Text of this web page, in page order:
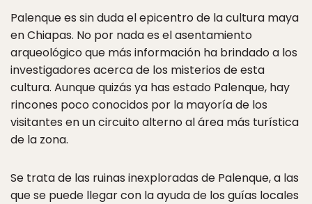
Palenque es sin duda el epicentro de la cultura maya
en Chiapas. No por nada es el asentamiento
arqueológico que más información ha brindado a los
investigadores acerca de los misterios de esta
cultura. Aunque quizás ya has estado Palenque, hay
rincones poco conocidos por la mayoría de los
visitantes en un circuito alterno al área más turística
de la zona.
Se trata de las ruinas inexploradas de Palenque, a las
que se puede llegar con la ayuda de los guías locales